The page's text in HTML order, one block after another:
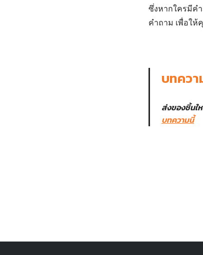
ซึ่งหากใครมีคำ
คำถาม เพื่อใ
บทควา
ส่งของชิ้นใ
บทความนี้